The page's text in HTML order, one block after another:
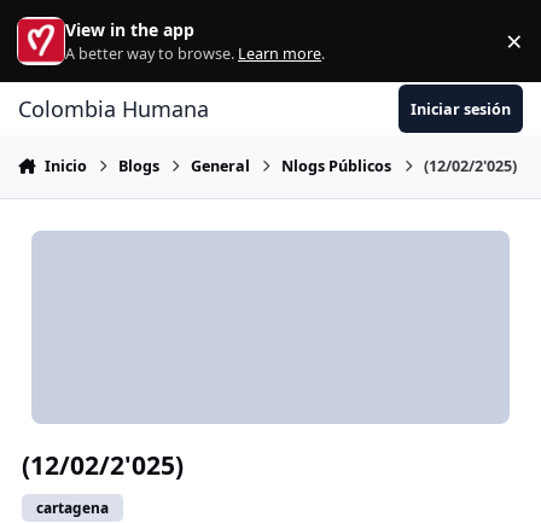
Ir al contenido
View in the app
A better way to browse. Learn more. ×
Colombia Humana Iniciar sesión
Inicio Blogs General Nlogs Públicos (12/02/2'025)
(12/02/2'025)
cartagena